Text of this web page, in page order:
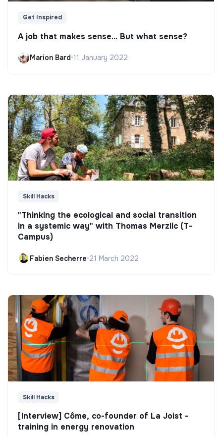
Get Inspired
A job that makes sense... But what sense?
Marion Bard•11 January 2022
Skill Hacks
"Thinking the ecological and social transition
in a systemic way" with Thomas Merzlic (T-
Campus)
Fabien Secherre•21 March 2022
Skill Hacks
[Interview] Côme, co-founder of La Joist -
training in energy renovation